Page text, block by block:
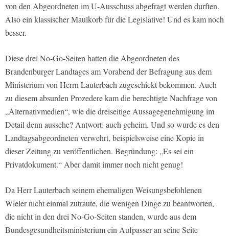
von den Abgeordneten im U-Ausschuss abgefragt werden durften.
Also ein klassischer Maulkorb für die Legislative! Und es kam noch
besser.
Diese drei No-Go-Seiten hatten die Abgeordneten des
Brandenburger Landtages am Vorabend der Befragung aus dem
Ministerium von Herrn Lauterbach zugeschickt bekommen. Auch
zu diesem absurden Prozedere kam die berechtigte Nachfrage von
„Alternativmedien“, wie die dreiseitige Aussagegenehmigung im
Detail denn aussehe? Antwort: auch geheim. Und so wurde es den
Landtagsabgeordneten verwehrt, beispielsweise eine Kopie in
dieser Zeitung zu veröffentlichen. Begründung: „Es sei ein
Privatdokument.“ Aber damit immer noch nicht genug!
Da Herr Lauterbach seinem ehemaligen Weisungsbefohlenen
Wieler nicht einmal zutraute, die wenigen Dinge zu beantworten,
die nicht in den drei No-Go-Seiten standen, wurde aus dem
Bundesgesundheitsministerium ein Aufpasser an seine Seite